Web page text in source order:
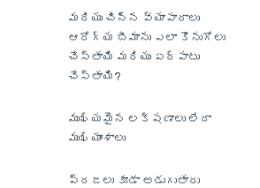
మరియు చిన్న వ్యాపారాలు
ఆరోగ్య బీమాను ఎలా కొనుగోలు
చేస్తాయి మరియు ఏర్పాటు
చేస్తాయి?
ముఖ్యమైన లక్షణాలు లేదా
ముఖ్యాంశాలు
ప్రజలు కూడా అడుగుతారు